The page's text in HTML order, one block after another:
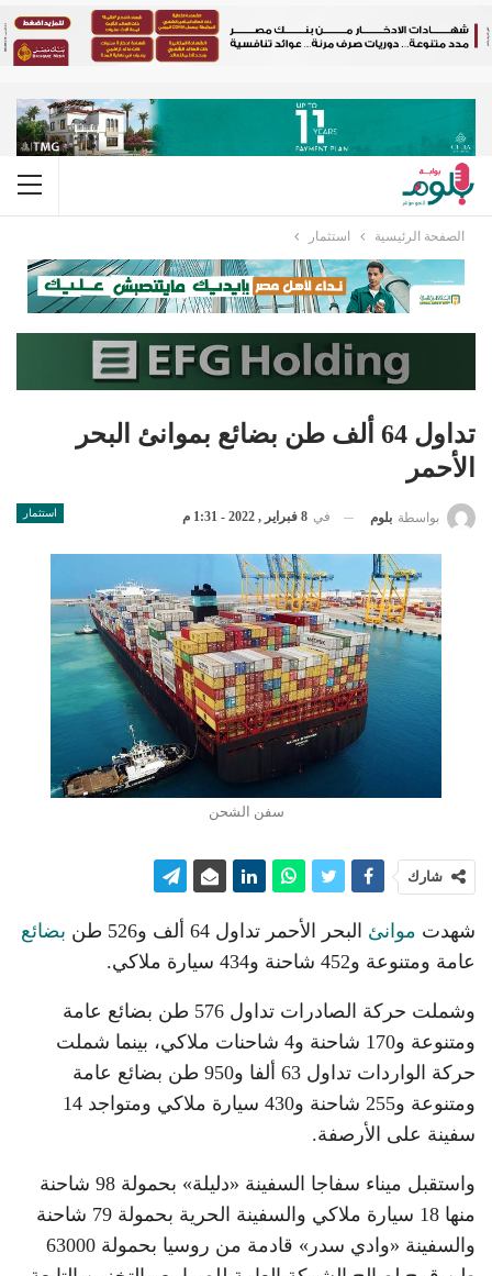
الصفحة الرئيسية استثمار
تداول 64 ألف طن بضائع بموانئ البحر
الأحمر
استثمار بواسطة بلوم في 8 فبراير , 2022 - 1:31 م
سفن الشحن
شارك
شهدت موانئ البحر الأحمر تداول 64 ألف و526 طن
بضائع
عامة ومتنوعة و452 شاحنة و434 سيارة ملاكي.
وشملت حركة الصادرات تداول 576 طن بضائع عامة
ومتنوعة و170 شاحنة و4 شاحنات ملاكي، بينما شملت
حركة الواردات تداول 63 ألفا و950 طن بضائع عامة
ومتنوعة و255 شاحنة و430 سيارة ملاكي ومتواجد 14
سفينة على الأرصفة.
واستقبل ميناء سفاجا السفينة «دليلة» بحمولة 98 شاحنة
منها 18 سيارة ملاكي والسفينة الحرية بحمولة 79 شاحنة
والسفينة «وادي سدر» قادمة من روسيا بحمولة 63000